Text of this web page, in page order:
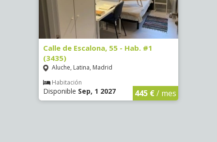
Calle de Escalona, 55 - Hab. #1
(3435)
Aluche, Latina, Madrid
Habitación
Disponible Sep, 1 2027 445 €/ mes